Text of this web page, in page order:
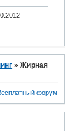
»Жирная
форум